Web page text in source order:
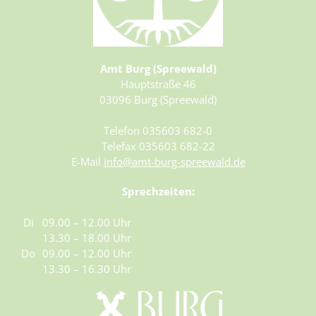
Amt Burg (Spreewald)
Hauptstraße 46
03096 Burg (Spreewald)
Telefon 035603 682-0
Telefax 035603 682-22
E-Mail info@amt-burg-spreewald.de
Sprechzeiten:
Di
09.00 – 12.00 Uhr
13.30 – 18.00 Uhr
Do 09.00 – 12.00 Uhr
13.30 – 16.30 Uhr